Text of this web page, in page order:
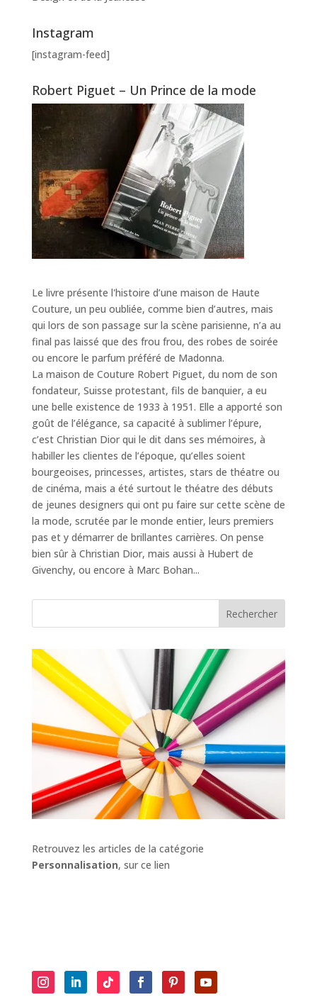
Instagram
[instagram-feed]
Robert Piguet – Un Prince de la mode
Le livre présente l'histoire d’une maison de Haute
Couture, un peu oubliée, comme bien d’autres, mais
qui lors de son passage sur la scène parisienne, n’a au
final pas laissé que des frou frou, des robes de soirée
ou encore le parfum préféré de Madonna.
La maison de Couture Robert Piguet, du nom de son
fondateur, Suisse protestant, fils de banquier, a eu
une belle existence de 1933 à 1951. Elle a apporté son
goût de l’élégance, sa capacité à sublimer l’épure,
c’est Christian Dior qui le dit dans ses mémoires, à
habiller les clientes de l’époque, qu’elles soient
bourgeoises, princesses, artistes, stars de théatre ou
de cinéma, mais a été surtout le théatre des débuts
de jeunes designers qui ont pu faire sur cette scène de
la mode, scrutée par le monde entier, leurs premiers
pas et y démarrer de brillantes carrières. On pense
bien sûr à Christian Dior, mais aussi à Hubert de
Givenchy, ou encore à Marc Bohan...
Rechercher
Retrouvez les articles de la catégorie
Personnalisation, sur ce lien